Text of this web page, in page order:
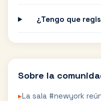
¿Tengo que
Sobre la
▸La sala #newyork